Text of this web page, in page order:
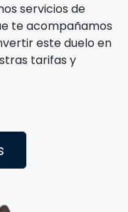
servicios de
te acompañamos
este duelo en
tarifas y